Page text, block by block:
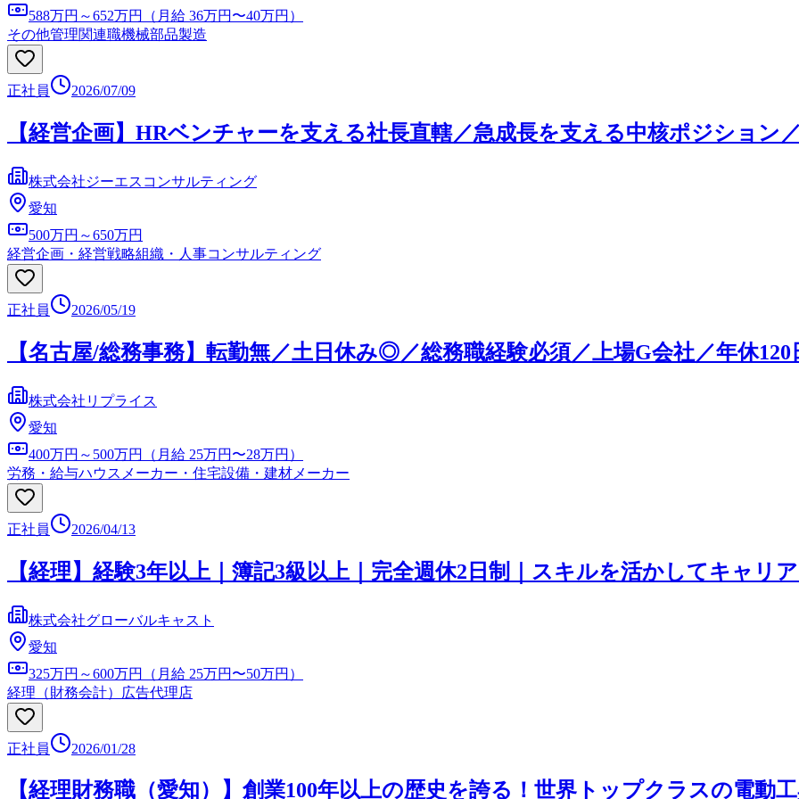
588万円～652万円（月給 36万円〜40万円）
その他管理関連職機械部品製造
正社員 2026/07/09
【経営企画】HRベンチャーを支える社長直轄／急成長を支える中核ポジション
株式会社ジーエスコンサルティング
愛知
500万円～650万円
経営企画・経営戦略組織・人事コンサルティング
正社員 2026/05/19
【名古屋/総務事務】転勤無／土日休み◎／総務職経験必須／上場G会社／年休120
株式会社リプライス
愛知
400万円～500万円（月給 25万円〜28万円）
労務・給与ハウスメーカー・住宅設備・建材メーカー
正社員 2026/04/13
【経理】経験3年以上｜簿記3級以上｜完全週休2日制｜スキルを活かしてキャリ
株式会社グローバルキャスト
愛知
325万円～600万円（月給 25万円〜50万円）
経理（財務会計）
広告代理店
正社員 2026/01/28
【経理財務職（愛知）】創業100年以上の歴史を誇る！世界トップクラスの電動